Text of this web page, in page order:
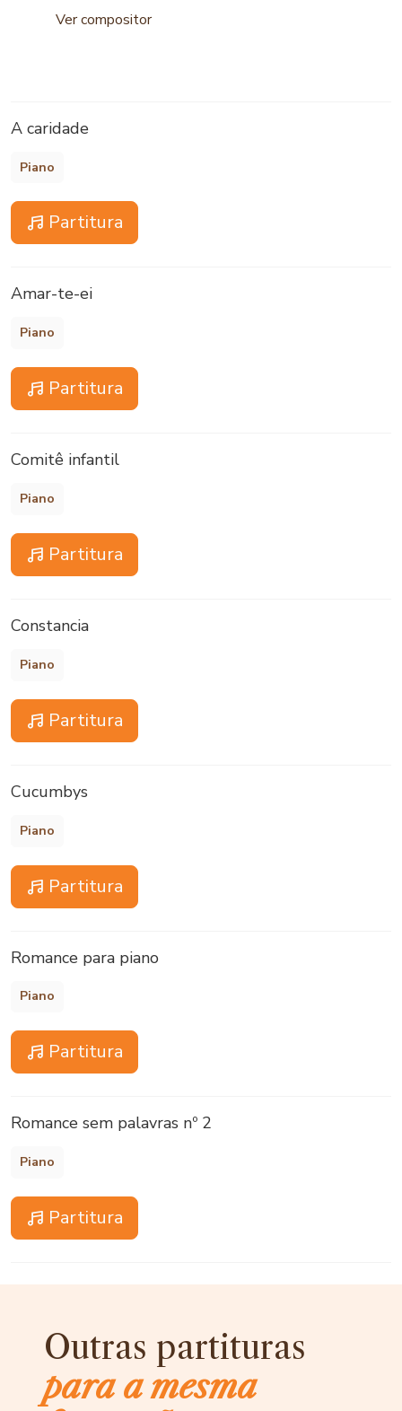
Ver compositor
A caridade
Piano
Partitura
Amar-te-ei
Piano
Partitura
Comitê infantil
Piano
Partitura
Constancia
Piano
Partitura
Cucumbys
Piano
Partitura
Romance para piano
Piano
Partitura
Romance sem palavras nº 2
Piano
Partitura
Outras partituras
para a mesma